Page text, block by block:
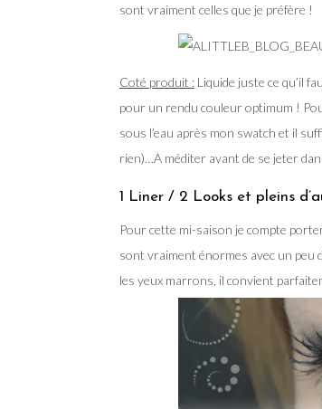
sont vraiment celles que je préfère !
Coté produit : Liquide juste ce qu’il
pour un rendu couleur optimum !
sous l’eau après mon swatch et il
rien)…A méditer avant de se jeter
1 Liner / 2 Looks et pleins
Pour cette mi-saison je compte
sont vraiment énormes avec un peu
les yeux marrons, il convient